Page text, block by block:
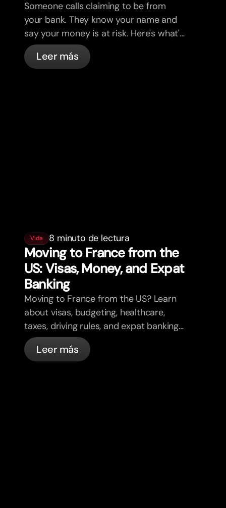
Someone calls claiming to be from
your bank. They know your name and
say your money is at risk. Here's what's
actually happening, and what to do.
Leer más
Vida 8 minuto de lectura
Moving to France from the
US: Visas, Money, and Expat
Banking
Moving to France from the US? Learn
about visas, budgeting, healthcare,
taxes, driving rules, and expat banking
in France with bunq.
Leer más